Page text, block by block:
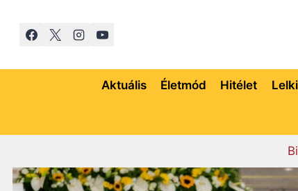
Aktuális Életmód Hitélet